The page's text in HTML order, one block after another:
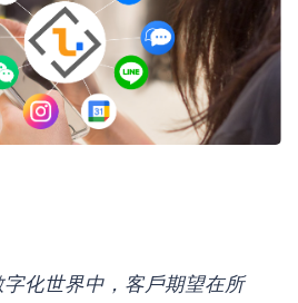
化世界中，客戶期望在所